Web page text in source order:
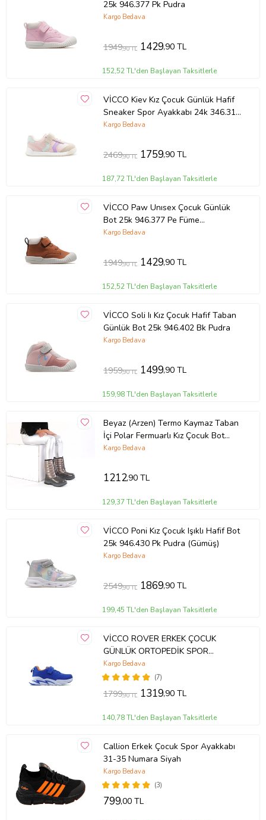
25k 946.377 Pk Pudra
Kargo Bedava
1949,90 TL 1429,90 TL
152,52 TL'den Başlayan Taksitlerle
VİCCO Kiev Kız Çocuk Günlük Hafif
Sneaker Spor Ayakkabı 24k 346.310
Fk Pudra
Kargo Bedava
2469,90 TL 1759,90 TL
187,72 TL'den Başlayan Taksitlerle
VİCCO Paw Unısex Çocuk Günlük
Bot 25k 946.377 Pe Füme
(Kahverengi)
Kargo Bedava
1949,90 TL 1429,90 TL
152,52 TL'den Başlayan Taksitlerle
VİCCO Soli Iı Kız Çocuk Hafif Taban
Günlük Bot 25k 946.402 Bk Pudra
Kargo Bedava
1959,90 TL 1499,90 TL
159,98 TL'den Başlayan Taksitlerle
Beyaz (Arzen) Termo Kaymaz Taban
İçi Polar Fermuarlı Kız Çocuk Bot
PLATİN
Kargo Bedava
1212,90 TL
129,37 TL'den Başlayan Taksitlerle
VİCCO Poni Kız Çocuk Işıklı Hafif Bot
25k 946.430 Pk Pudra (Gümüş)
Kargo Bedava
2549,90 TL 1869,90 TL
199,45 TL'den Başlayan Taksitlerle
VİCCO ROVER ERKEK ÇOCUK
GÜNLÜK ORTOPEDİK SPOR
AYAKKABI (22-35) 23Y 346.180 PE
(Mavi)
(7)
Kargo Bedava
1799,90 TL 1319,90 TL
140,78 TL'den Başlayan Taksitlerle
Callion Erkek Çocuk Spor Ayakkabı
31-35 Numara Siyah
(3)
Kargo Bedava
799,00 TL